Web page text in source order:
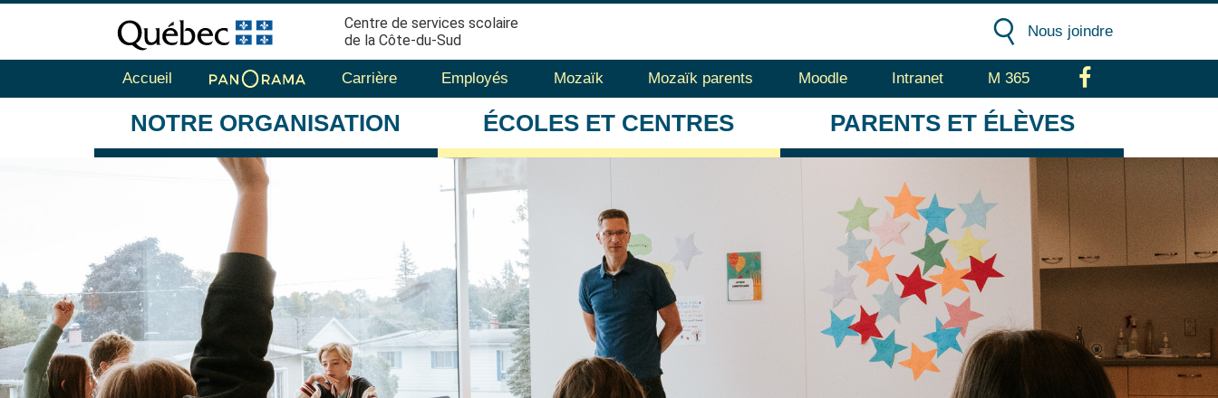
Centre de services scolaire
de la Côte-du-Sud
Nous joindre
Accueil Carrière Employés Mozaïk Mozaïk parents Moodle Intranet M 365
NOTRE ORGANISATION ÉCOLES ET CENTRES PARENTS ET ÉLÈVES